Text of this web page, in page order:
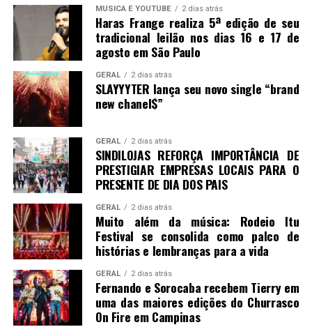
MUSICA E YOUTUBE 2 dias atrás
Haras Frange realiza 5ª edição de seu
tradicional leilão nos dias 16 e 17 de
agosto em São Paulo
GERAL 2 dias atrás
SLAYYYTER lança seu novo single “brand
new chanel$”
GERAL 2 dias atrás
SINDILOJAS REFORÇA IMPORTÂNCIA DE
PRESTIGIAR EMPRESAS LOCAIS PARA O
PRESENTE DE DIA DOS PAIS
GERAL 2 dias atrás
Muito além da música: Rodeio Itu
Festival se consolida como palco de
histórias e lembranças para a vida
GERAL 2 dias atrás
Fernando e Sorocaba recebem Tierry em
uma das maiores edições do Churrasco
On Fire em Campinas